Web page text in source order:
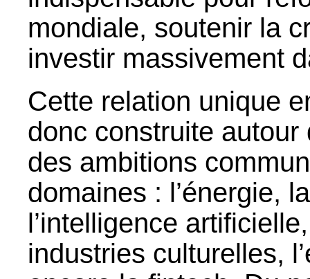
mondiale, soutenir la
investir massivement
Cette relation unique
donc construite
des ambitions
domaines : l’énergie,
l’intelligence
industries culturelles,